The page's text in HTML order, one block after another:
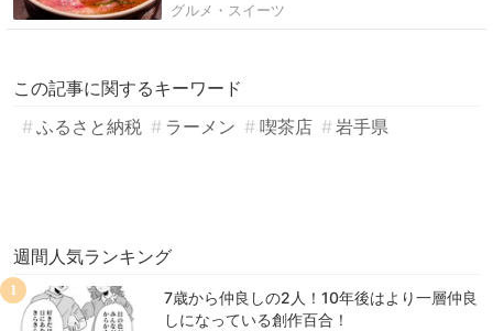
グルメ・スイーツ
この記事に関するキーワード
ふるさと納税
ラーメン 喫茶店 岩手県
週間人気ランキング
7歳から仲良しの2人！10年後はより一層仲良
しになっている創作百合！
1